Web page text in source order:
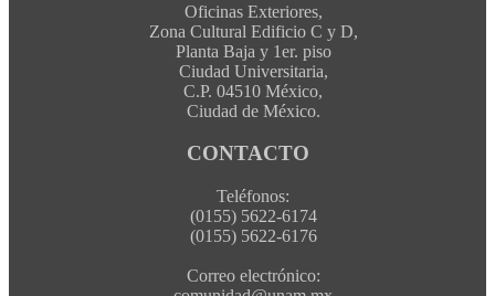
Oficinas Exteriores,
Zona Cultural Edificio C y D,
Planta Baja y 1er. piso
Ciudad Universitaria,
C.P. 04510 México,
Ciudad de México.
CONTACTO
Teléfonos:
(0155) 5622-6174
(0155) 5622-6176
Correo electrónico: